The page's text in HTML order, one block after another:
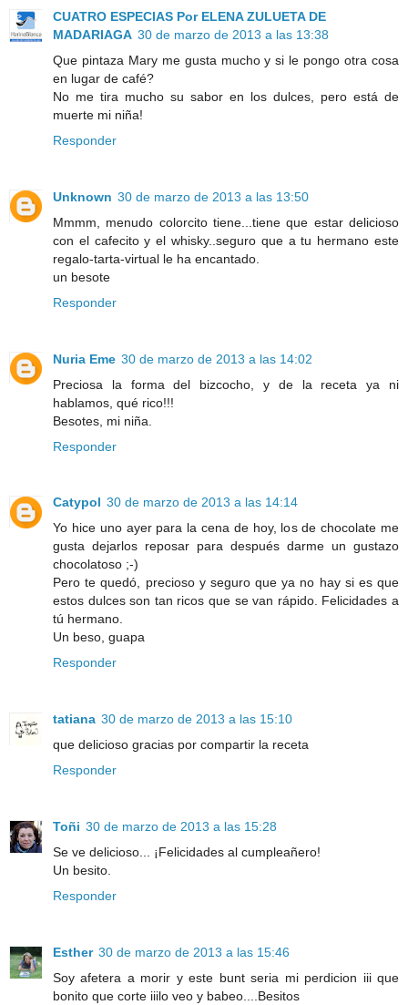
CUATRO ESPECIAS Por ELENA ZULUETA DE
MADARIAGA 30 de marzo de 2013 a las 13:38
Que pintaza Mary me gusta mucho y si le pongo otra cosa
en lugar de café?
No me tira mucho su sabor en los dulces, pero está de
muerte mi niña!
Responder
Unknown 30 de marzo de 2013 a las 13:50
Mmmm, menudo colorcito tiene...tiene que estar delicioso
con el cafecito y el whisky..seguro que a tu hermano este
regalo-tarta-virtual le ha encantado.
un besote
Responder
Nuria Eme 30 de marzo de 2013 a las 14:02
Preciosa la forma del bizcocho, y de la receta ya ni
hablamos, qué rico!!!
Besotes, mi niña.
Responder
Catypol 30 de marzo de 2013 a las 14:14
Yo hice uno ayer para la cena de hoy, los de chocolate me
gusta dejarlos reposar para después darme un gustazo
chocolatoso ;-)
Pero te quedó, precioso y seguro que ya no hay si es que
estos dulces son tan ricos que se van rápido. Felicidades a
tú hermano.
Un beso, guapa
Responder
tatiana 30 de marzo de 2013 a las 15:10
que delicioso gracias por compartir la receta
Responder
Toñi 30 de marzo de 2013 a las 15:28
Se ve delicioso... ¡Felicidades al cumpleañero!
Un besito.
Responder
Esther 30 de marzo de 2013 a las 15:46
Soy afetera a morir y este bunt seria mi perdicion iii que
bonito que corte iiilo veo y babeo....Besitos